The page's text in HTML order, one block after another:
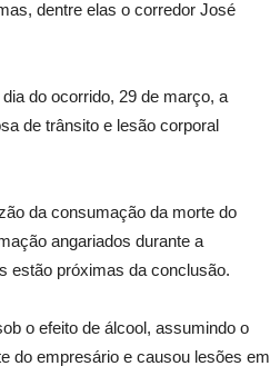
dentre elas o corredor José
do ocorrido, 29 de março, a
de trânsito e lesão corporal
da consumação da morte do
angariados durante a
estão próximas da conclusão.
o efeito de álcool, assumindo o
do empresário e causou lesões em